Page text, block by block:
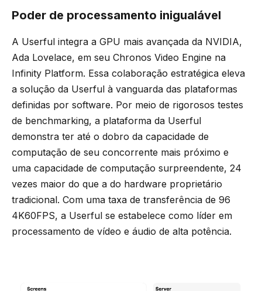
Poder de processamento inigualável
A Userful integra a GPU mais avançada da NVIDIA,
Ada Lovelace, em seu Chronos Video Engine na
Infinity Platform. Essa colaboração estratégica eleva
a solução da Userful à vanguarda das plataformas
definidas por software. Por meio de rigorosos testes
de benchmarking, a plataforma da Userful
demonstra ter até o dobro da capacidade de
computação de seu concorrente mais próximo e
uma capacidade de computação surpreendente, 24
vezes maior do que a do hardware proprietário
tradicional. Com uma taxa de transferência de 96
4K60FPS, a Userful se estabelece como líder em
processamento de vídeo e áudio de alta potência.